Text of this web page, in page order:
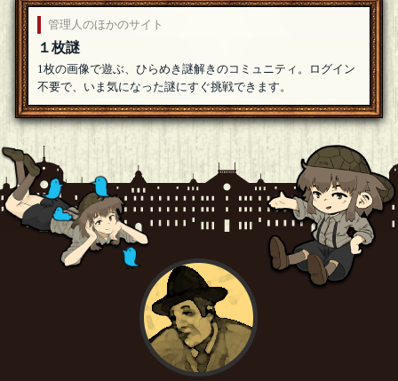
管理人のほかのサイト
１枚謎
1枚の画像で遊ぶ、ひらめき謎解きのコミュニティ。ログイン
不要で、いま気になった謎にすぐ挑戦できます。